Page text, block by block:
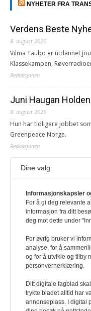
NYHETER FRA
Verdens Beste
8. august 2026
Vilma Taubo er utdannet
Klassekampen,
Redaksjonen
Juni Haugan
8. august 2026
Hun har tidligere jobbet
Greenpeace Norge.
Redaksjonen
Journalist fra
Kommunistpartiet i
aviser, TV- og
Logg inn her Ny abonnent?
og bedrifter.
Redaksjonen
Dine valg:
Informasjonskapsler
For å gi deg relevante
informasjon fra ditt
deg mot dette under
For øvrig bruker vi
analyse, for å
og for å utvikle og tilby
personvernerklæring.
Ditt digitale fagblad
trykte bladet alltid har
annonseplass. I digital